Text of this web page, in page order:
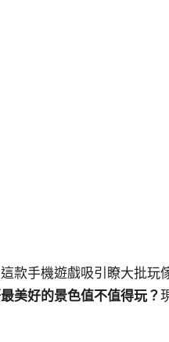
款手機遊戲吸引瞭大批玩
美好的景色值不值得玩？